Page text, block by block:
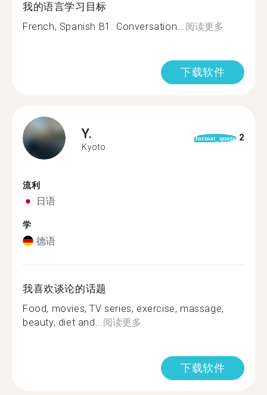
我的语言学习目标
French, Spanish B1. Conversation... 阅读更多
下载软件
Y.
Kyoto
format_quote 2
流利
日语
学
德语
我喜欢谈论的话题
Food, movies, TV series, exercise, massage,
beauty, diet and... 阅读更多
下载软件